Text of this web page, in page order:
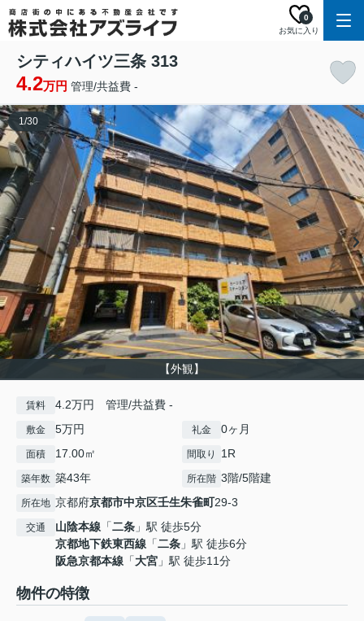
お気に入り
0
シティハイツ三条 313
4.2万円 管理/共益費 -
【外観】
1/30
賃料 4.2万円 管理/共益費 -
敷金 5万円 礼金 0ヶ月
面積 17.00㎡ 間取り 1R
築年数 築43年 所在階 3階/5階建
所在地 京都府京都市中京区壬生朱雀町29-3
交通 山陰本線 「二条 」駅 徒歩5分
京都地下鉄東西線 「二条 」駅 徒歩6分
阪急京都本線 「大宮 」駅 徒歩11分
物件の特徴